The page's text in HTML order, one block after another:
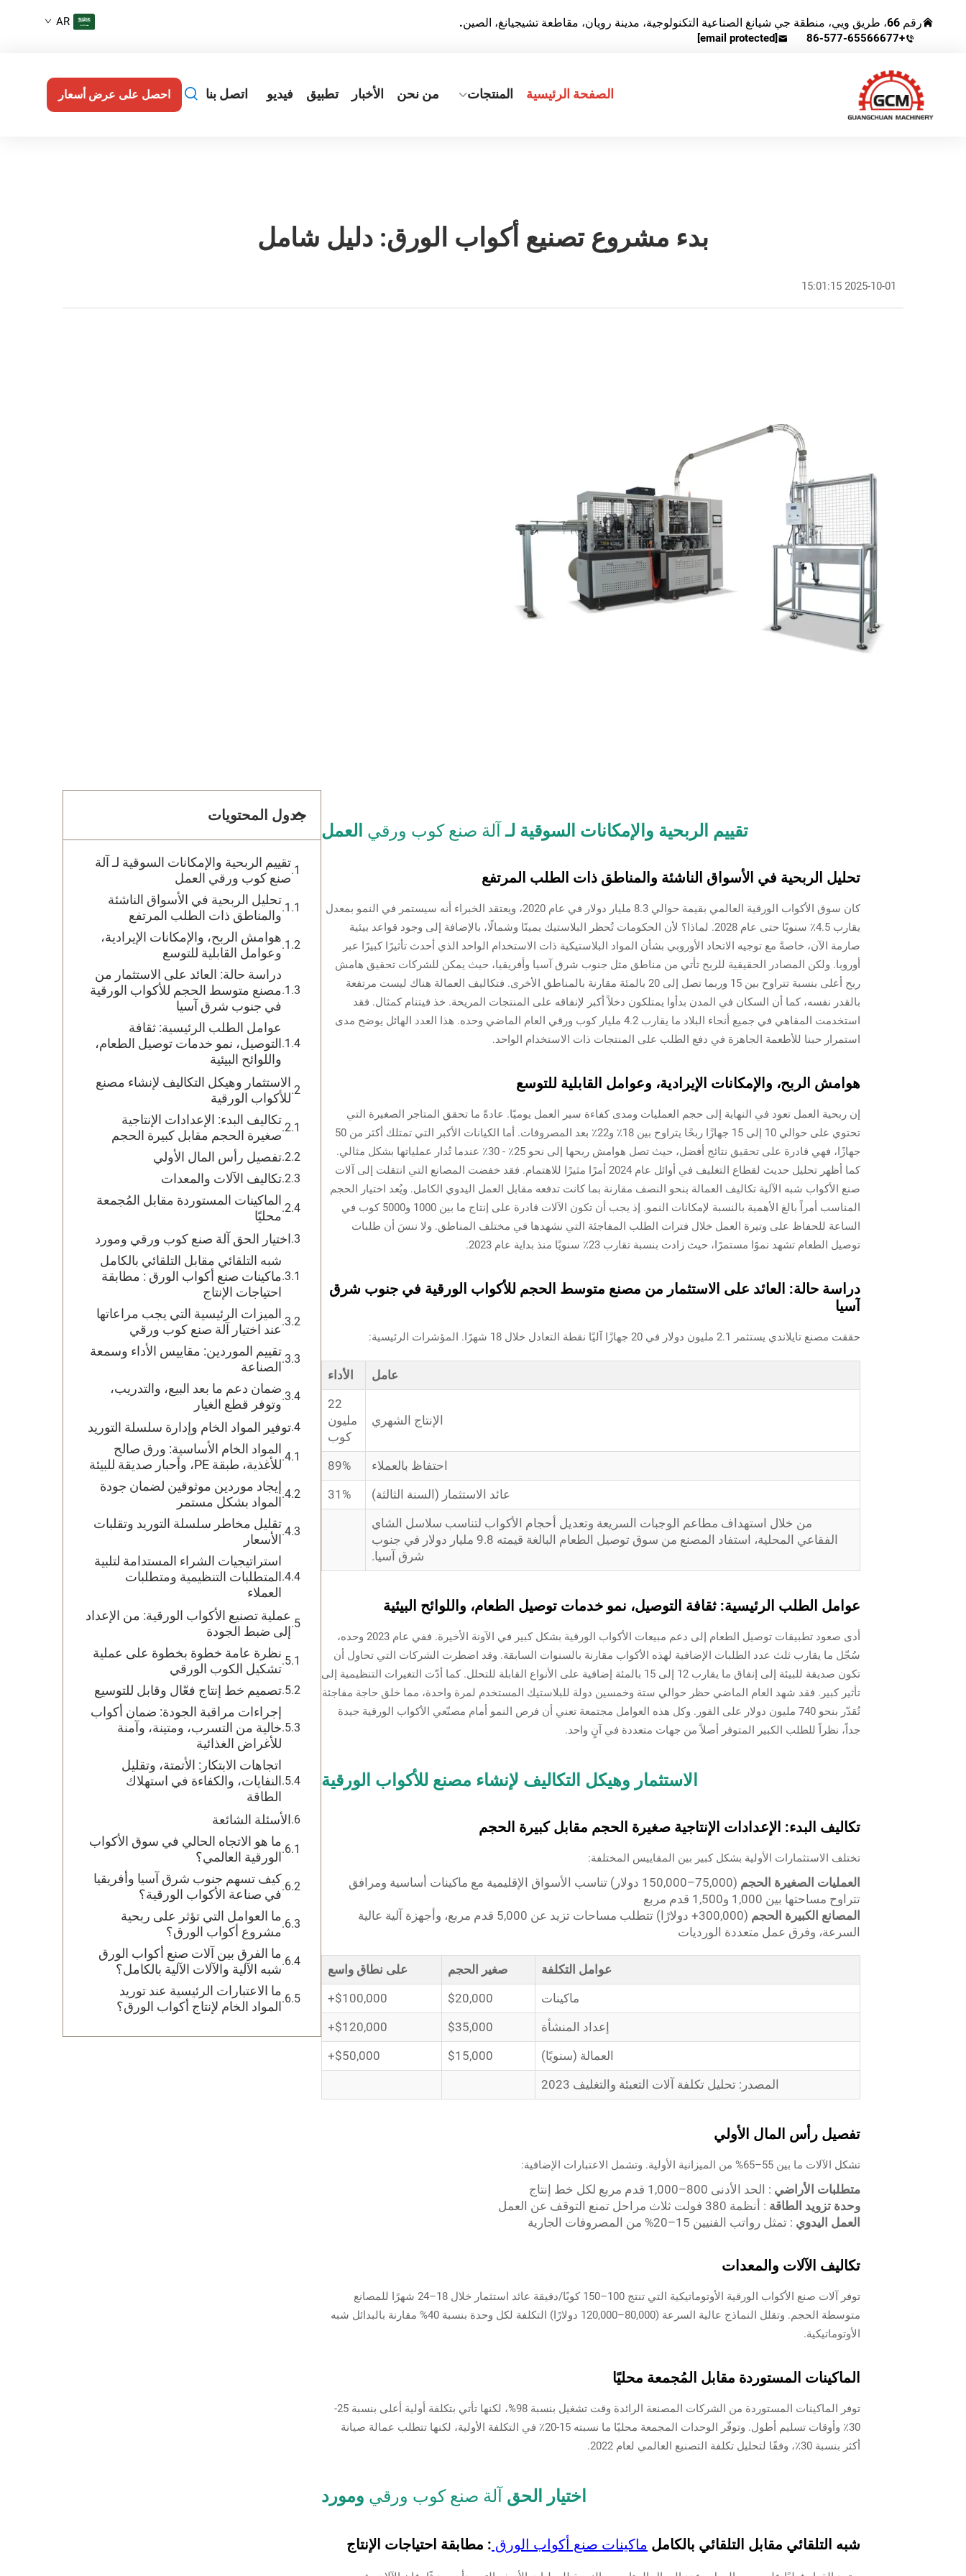
رقم 66، طريق ويي، منطقة جي شيانغ الصناعية التكنولوجية، مدينة رويان، مقاطعة تشيجيانغ، الصين.
+86-577-65566677
[email protected]
AR
الصفحة الرئيسية المنتجات من نحن الأخبار تطبيق فيديو اتصل بنا احصل على عرض أسعار
بدء مشروع تصنيع أكواب الورق: دليل شامل
2025-10-01 15:01:15
تقييم الربحية والإمكانات السوقية لـ آلة صنع كوب ورقي العمل
تحليل الربحية في الأسواق الناشئة والمناطق ذات الطلب المرتفع
كان سوق الأكواب الورقية العالمي بقيمة حوالي 8.3 مليار دولار في عام 2020، ويعتقد الخبراء أنه سيستمر في النمو بمعدل
يقارب 4.5٪ سنويًا حتى عام 2028. لماذا؟ لأن الحكومات تُحظر البلاستيك يمينًا وشمالًا، بالإضافة إلى وجود قواعد بيئية
صارمة الآن، خاصةً مع توجيه الاتحاد الأوروبي بشأن المواد البلاستيكية ذات الاستخدام الواحد الذي أحدث تأثيرًا كبيرًا عبر
أوروبا. ولكن المصادر الحقيقية للربح تأتي من مناطق مثل جنوب شرق آسيا وأفريقيا، حيث يمكن للشركات تحقيق هامش
ربح أعلى بنسبة تتراوح بين 15 وربما تصل إلى 20 بالمئة مقارنة بالمناطق الأخرى. فتكاليف العمالة هناك ليست مرتفعة
بالقدر نفسه، كما أن السكان في المدن بدأوا يمتلكون دخلاً أكبر لإنفاقه على المنتجات المريحة. خذ فيتنام كمثال. فقد
استخدمت المقاهي في جميع أنحاء البلاد ما يقارب 4.2 مليار كوب ورقي العام الماضي وحده. هذا العدد الهائل يوضح مدى
استمرار حبنا للأطعمة الجاهزة في دفع الطلب على المنتجات ذات الاستخدام الواحد.
هوامش الربح، والإمكانات الإيرادية، وعوامل القابلية للتوسع
إن ربحية العمل تعود في النهاية إلى حجم العمليات ومدى كفاءة سير العمل يوميًا. عادةً ما تحقق المتاجر الصغيرة التي
تحتوي على حوالي 10 إلى 15 جهازًا ربحًا يتراوح بين 18٪ و22٪ بعد المصروفات. أما الكيانات الأكبر التي تمتلك أكثر من 50
جهازًا، فهي قادرة على تحقيق نتائج أفضل، حيث تصل هوامش ربحها إلى نحو 25٪ - 30٪ عندما تُدار عملياتها بشكل مثالي.
كما أظهر تحليل حديث لقطاع التغليف في أوائل عام 2024 أمرًا مثيرًا للاهتمام. فقد خفضت المصانع التي انتقلت إلى آلات
صنع الأكواب شبه الآلية تكاليف العمالة بنحو النصف مقارنة بما كانت تدفعه مقابل العمل اليدوي الكامل. ويُعد اختيار الحجم
المناسب أمراً بالغ الأهمية بالنسبة لإمكانات النمو. إذ يجب أن تكون الآلات قادرة على إنتاج ما بين 1000 و5000 كوب في
الساعة للحفاظ على وتيرة العمل خلال فترات الطلب المفاجئة التي نشهدها في مختلف المناطق. ولا ننسَ أن طلبات
توصيل الطعام تشهد نموًا مستمرًا، حيث زادت بنسبة تقارب 23٪ سنويًا منذ بداية عام 2023.
دراسة حالة: العائد على الاستثمار من مصنع متوسط الحجم للأكواب الورقية في جنوب شرق
آسيا
حققت مصنع تايلاندي يستثمر 2.1 مليون دولار في 20 جهازًا آليًا نقطة التعادل خلال 18 شهرًا. المؤشرات الرئيسية:
عامل الأداء
الإنتاج الشهري
22
مليون
كوب
احتفاظ بالعملاء
89%
عائد الاستثمار (السنة الثالثة)
31%
من خلال استهداف مطاعم الوجبات السريعة وتعديل أحجام الأكواب لتناسب سلاسل الشاي
الفقاعي المحلية، استفاد المصنع من سوق توصيل الطعام البالغة قيمته 9.8 مليار دولار في جنوب
شرق آسيا.
عوامل الطلب الرئيسية: ثقافة التوصيل، نمو خدمات توصيل الطعام، واللوائح البيئية
أدى صعود تطبيقات توصيل الطعام إلى دعم مبيعات الأكواب الورقية بشكل كبير في الآونة الأخيرة. ففي عام 2023 وحده،
سُجّل ما يقارب ثلث عدد الطلبات الإضافية لهذه الأكواب مقارنة بالسنوات السابقة. وقد اضطرت الشركات التي تحاول أن
تكون صديقة للبيئة إلى إنفاق ما يقارب 12 إلى 15 بالمئة إضافية على الأنواع القابلة للتحلل. كما أدّت التغيرات التنظيمية إلى
تأثير كبير. فقد شهد العام الماضي حظر حوالي ستة وخمسين دولة للبلاستيك المستخدم لمرة واحدة، مما خلق حاجة مفاجئة
تُقدّر بنحو 740 مليون دولار على الفور. وكل هذه العوامل مجتمعة تعني أن فرص النمو أمام مصنّعي الأكواب الورقية جيدة
جداً، نظراً للطلب الكبير المتوفر أصلاً من جهات متعددة في آنٍ واحد.
الاستثمار وهيكل التكاليف لإنشاء مصنع للأكواب الورقية
تكاليف البدء: الإعدادات الإنتاجية صغيرة الحجم مقابل كبيرة الحجم
تختلف الاستثمارات الأولية بشكل كبير بين المقاييس المختلفة:
العمليات الصغيرة الحجم
(75,000–150,000 دولار) تناسب الأسواق الإقليمية مع ماكينات أساسية ومرافق
تتراوح مساحتها بين 1,000 و1,500 قدم مربع
المصانع الكبيرة الحجم
(300,000+ دولارًا) تتطلب مساحات تزيد عن 5,000 قدم مربع، وأجهزة آلية عالية
السرعة، وفرق عمل متعددة الورديات
عوامل التكلفة صغير الحجم
على نطاق واسع
ماكينات
$20,000
$100,000+
إعداد المنشأة
$35,000
$120,000+
العمالة (سنويًا)
$15,000
$50,000+
المصدر: تحليل تكلفة آلات التعبئة والتغليف 2023
تفصيل رأس المال الأولي
تشكل الآلات ما بين 55–65% من الميزانية الأولية. وتشمل الاعتبارات الإضافية:
متطلبات الأراضي : الحد الأدنى 800–1,000 قدم مربع لكل خط إنتاج
وحدة تزويد الطاقة : أنظمة 380 فولت ثلاث مراحل تمنع التوقف عن العمل
العمل اليدوي : تمثل رواتب الفنيين 15–20% من المصروفات الجارية
تكاليف الآلات والمعدات
توفر آلات صنع الأكواب الورقية الأوتوماتيكية التي تنتج 100–150 كوبًا/دقيقة عائد استثمار خلال 18–24 شهرًا للمصانع
متوسطة الحجم. وتقلل النماذج عالية السرعة (80,000–120,000 دولارًا) التكلفة لكل وحدة بنسبة 40% مقارنة بالبدائل شبه
الأوتوماتيكية.
الماكينات المستوردة مقابل المُجمعة محليًا
توفر الماكينات المستوردة من الشركات المصنعة الرائدة وقت تشغيل بنسبة 98%، لكنها تأتي بتكلفة أولية أعلى بنسبة 25-
30٪ وأوقات تسليم أطول. وتوفّر الوحدات المجمعة محليًا ما نسبته 15-20٪ في التكلفة الأولية، لكنها تتطلب عمالة صيانة
أكثر بنسبة 30٪، وفقًا لتحليل تكلفة التصنيع العالمي لعام 2022.
اختيار الحق آلة صنع كوب ورقي ومورد
شبه التلقائي مقابل التلقائي بالكامل ماكينات صنع أكواب الورق : مطابقة احتياجات الإنتاج
جدول المحتويات
تقييم الربحية والإمكانات السوقية لـ آلة
صنع كوب ورقي العمل
تحليل الربحية في الأسواق الناشئة
والمناطق ذات الطلب المرتفع
هوامش الربح، والإمكانات الإيرادية،
وعوامل القابلية للتوسع
دراسة حالة: العائد على الاستثمار من
مصنع متوسط الحجم للأكواب الورقية
في جنوب شرق آسيا
عوامل الطلب الرئيسية: ثقافة
التوصيل، نمو خدمات توصيل الطعام،
واللوائح البيئية
الاستثمار وهيكل التكاليف لإنشاء مصنع
للأكواب الورقية
تكاليف البدء: الإعدادات الإنتاجية
صغيرة الحجم مقابل كبيرة الحجم
تفصيل رأس المال الأولي
تكاليف الآلات والمعدات
الماكينات المستوردة مقابل المُجمعة
محليًا
اختيار الحق آلة صنع كوب ورقي ومورد
شبه التلقائي مقابل التلقائي بالكامل
ماكينات صنع أكواب الورق : مطابقة
احتياجات الإنتاج
الميزات الرئيسية التي يجب مراعاتها
عند اختيار آلة صنع كوب ورقي
تقييم الموردين: مقاييس الأداء وسمعة
الصناعة
ضمان دعم ما بعد البيع، والتدريب،
وتوفر قطع الغيار
توفير المواد الخام وإدارة سلسلة التوريد
المواد الخام الأساسية: ورق صالح
للأغذية، طبقة PE، وأحبار صديقة للبيئة
إيجاد موردين موثوقين لضمان جودة
المواد بشكل مستمر
تقليل مخاطر سلسلة التوريد وتقلبات
الأسعار
استراتيجيات الشراء المستدامة لتلبية
المتطلبات التنظيمية ومتطلبات
العملاء
عملية تصنيع الأكواب الورقية: من الإعداد
إلى ضبط الجودة
نظرة عامة خطوة بخطوة على عملية
تشكيل الكوب الورقي
تصميم خط إنتاج فعّال وقابل للتوسيع
إجراءات مراقبة الجودة: ضمان أكواب
خالية من التسرب، ومتينة، وآمنة
للأغراض الغذائية
اتجاهات الابتكار: الأتمتة، وتقليل
النفايات، والكفاءة في استهلاك
الطاقة
الأسئلة الشائعة
ما هو الاتجاه الحالي في سوق الأكواب
الورقية العالمي؟
كيف تسهم جنوب شرق آسيا وأفريقيا
في صناعة الأكواب الورقية؟
ما العوامل التي تؤثر على ربحية
مشروع أكواب الورق؟
ما الفرق بين آلات صنع أكواب الورق
شبه الآلية والآلات الآلية بالكامل؟
ما الاعتبارات الرئيسية عند توريد
المواد الخام لإنتاج أكواب الورق؟